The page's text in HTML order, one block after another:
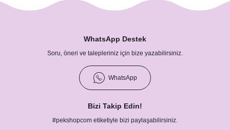
WhatsApp Destek
Soru, öneri ve talepleriniz için bize yazabilirsiniz.
WhatsApp
Bizi Takip Edin!
#pekshopcom etiketiyle bizi paylaşabilirsiniz.